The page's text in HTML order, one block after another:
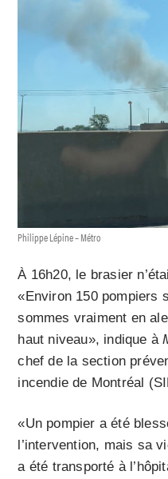
Philippe Lépine – Métro
À 16h20, le brasier
«Environ 150 pompiers
sommes vraiment en
haut niveau», indique à
chef de la section
incendie de Montréal
«Un pompier a été
l’intervention, mais sa
a été transporté à